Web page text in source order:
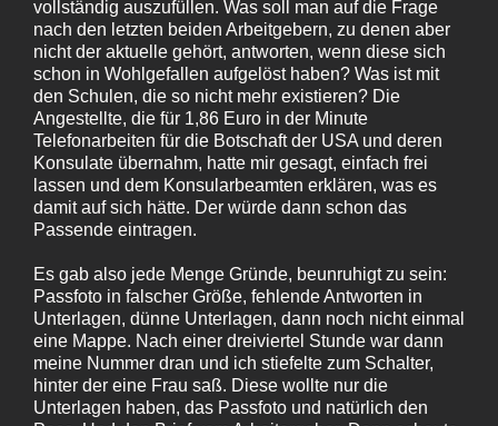
vollständig auszufüllen. Was soll man auf die Frage
nach den letzten beiden Arbeitgebern, zu denen aber
nicht der aktuelle gehört, antworten, wenn diese sich
schon in Wohlgefallen aufgelöst haben? Was ist mit
den Schulen, die so nicht mehr existieren? Die
Angestellte, die für 1,86 Euro in der Minute
Telefonarbeiten für die Botschaft der USA und deren
Konsulate übernahm, hatte mir gesagt, einfach frei
lassen und dem Konsularbeamten erklären, was es
damit auf sich hätte. Der würde dann schon das
Passende eintragen.
Es gab also jede Menge Gründe, beunruhigt zu sein:
Passfoto in falscher Größe, fehlende Antworten in
Unterlagen, dünne Unterlagen, dann noch nicht einmal
eine Mappe. Nach einer dreiviertel Stunde war dann
meine Nummer dran und ich stiefelte zum Schalter,
hinter der eine Frau saß. Diese wollte nur die
Unterlagen haben, das Passfoto und natürlich den